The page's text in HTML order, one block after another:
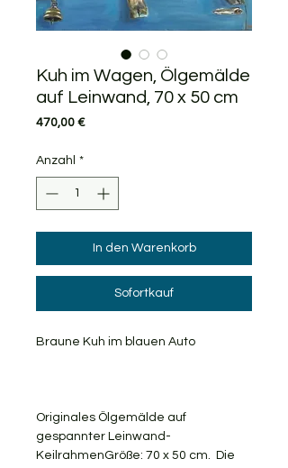
Kuh im Wagen, Ölgemälde
auf Leinwand, 70 x 50 cm
470,00 €Preis
Anzahl *
In den Warenkorb
Sofortkauf
Braune Kuh im blauen Auto
Originales Ölgemälde auf
gespannter Leinwand-
KeilrahmenGröße: 70 x 50 cm. Die